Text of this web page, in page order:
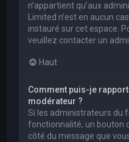
n’appartient qu’aux
Limited n’est en aucun
instauré sur cet espace.
veuillez contacter un
Haut
Comment puis-je
modérateur ?
Si les administrateurs du
fonctionnalité, un bouton
côté du message que